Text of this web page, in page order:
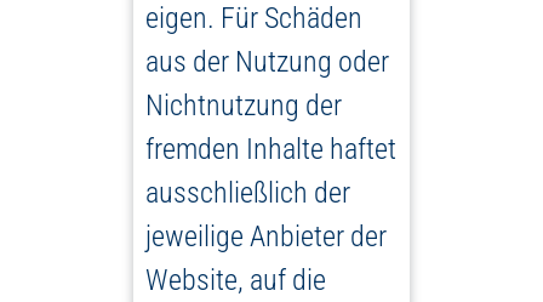
eigen. Für Schäden
aus der Nutzung oder
Nichtnutzung der
fremden Inhalte haftet
ausschließlich der
jeweilige Anbieter der
Website, auf die